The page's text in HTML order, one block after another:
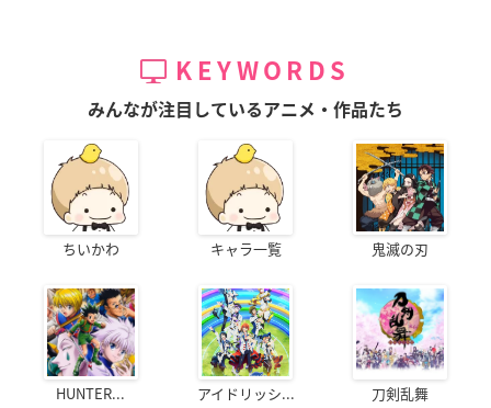
KEYWORDS
みんなが注目しているアニメ・作品たち
ちいかわ キャラ一覧 鬼滅の刃
HUNTER... アイドリッシ... 刀剣乱舞